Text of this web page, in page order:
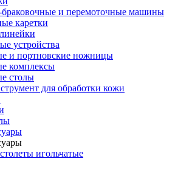
и перемоточные машины
каретки
устройства
и портновские ножницы
комплексы
столы
для обработки кожи
игольчатые